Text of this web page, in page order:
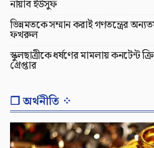
নায়াব ইউসুফ
ভিন্নমতকে সম্মান করাই গণতন্ত্রের
ফখরুল
স্কুলছাত্রীকে ধর্ষণের মামলায় কনটেন্ট
গ্রেপ্তার
❐ অর্থনীতি ⁘